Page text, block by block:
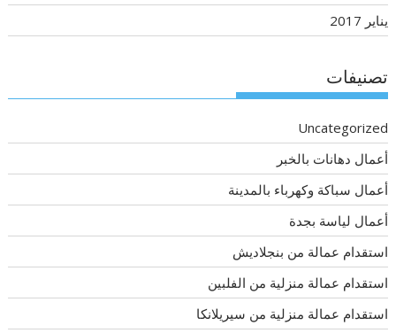
يناير 2017
تصنيفات
Uncategorized
أعمال دهانات بالخبر
أعمال سباكة وكهرباء بالمدينة
أعمال لياسة بجدة
استقدام عمالة من بنجلاديش
استقدام عمالة منزلية من الفلبين
استقدام عمالة منزلية من سيريلانكا